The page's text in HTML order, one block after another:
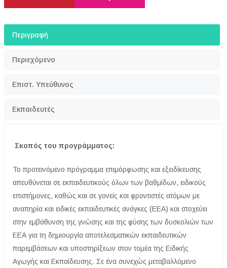
Περιγραφή
Περιεχόμενο
Επιστ. Υπεύθυνος
Εκπαιδευτές
Σκοπός του προγράμματος:
Το προτεινόμενο πρόγραμμα επιμόρφωσης και εξειδίκευσης
απευθύνεται σε εκπαιδευτικούς όλων των βαθμίδων, ειδικούς
επιστήμονες, καθώς και σε γονείς και φροντιστές ατόμων με
αναπηρία και ειδικές εκπαιδευτικές ανάγκες (ΕΕΑ) και στοχεύει
στην εμβάθυνση της γνώσης και της φύσης των δυσκολιών των
ΕΕΑ για τη δημιουργία αποτελεσματικών εκπαιδευτικών
παρεμβάσεων και υποστηρίξεων στον τομέα της Ειδικής
Αγωγής και Εκπαίδευσης. Σε ένα συνεχώς μεταβαλλόμενο